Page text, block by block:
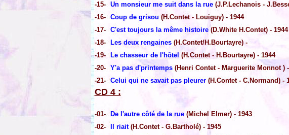
-15-
Un monsieur me suit dans la rue(J.P.Lechanois -
-16-
Coup de grisou (H.Contet - Louiguy) - 1944
-17-
C'est toujours la même histoire(D.White H.Contet) - 1944
-18-
Les deux rengaines(H.Contet/H.Bourtayre) -
-19-
Le chasseur de l'hôtel (H.Contet - H.Bourtayre) - 1944
-20-
Y'a pas d'printemps(Henri Contet - Marguerite Monnot ) -
-21-
Celui qui ne savait pas pleurer(H.Contet - C.Normand) -
CD 4 :
-01- De l'autre côté de la rue (Michel Elmer) - 1943
-02-
Il riait (H.Contet - G.Bartholé) - 1945